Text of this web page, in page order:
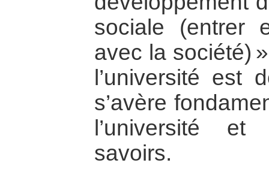
sociale (entrer
avec la société)
l’université est
s’avère
l’université et
savoirs.